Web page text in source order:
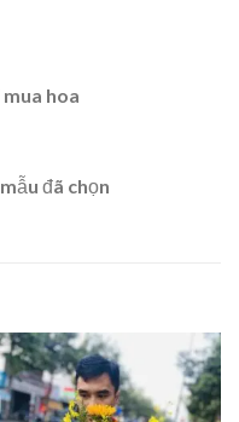
hoa
đã chọn